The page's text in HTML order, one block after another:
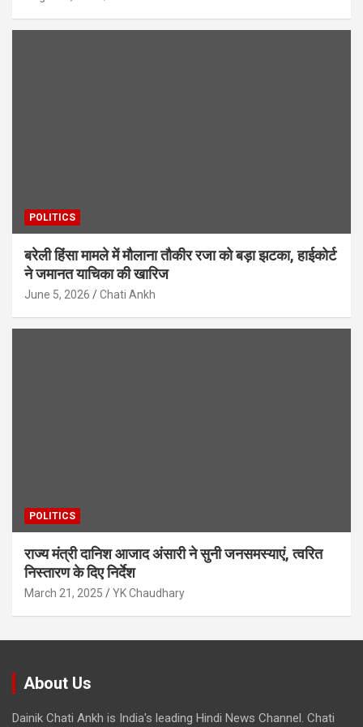
POLITICS
बरेली हिंसा मामले में मौलाना तौकीर रजा को बड़ा झटका, हाईकोर्ट
ने जमानत याचिका की खारिज
June 5, 2026 Chati Ankh
POLITICS
राज्य मंत्री दानिश आजाद अंसारी ने सुनी जनसमस्याएं, त्वरित
निस्तारण के दिए निर्देश
March 21, 2025 YK Chaudhary
About Us
Dainik Chati Ankh is India's leading Hindi News Channel. Chati